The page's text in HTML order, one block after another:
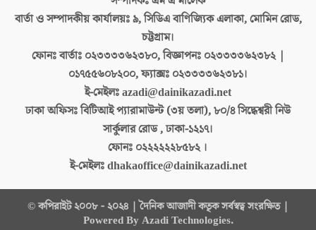
বার্তা ও সম্পাদকীয় কার্যালয়ঃ৯, সিডিএ বাণিজ্যিক এলাকা, মোমিন রোড,
চট্টগ্রাম।
ফোনঃ বার্তাঃ ০২৩৩৩৩৬২৩৮০, বিজ্ঞাপনঃ ০২৩৩৩৩৬২৩৮২ |
০১৭৫৫৬০৮২০০, ফ্যাক্সঃ ০২৩৩৩৩৬২৩৮১।
ই-মেইলঃazadi@dainikazadi.net
ঢাকা অফিসঃবিটিআই প্যারামাউন্ট (৩য় তলা), ৮০/৪ সিদ্ধেশ্বরী নিউ
সার্কুলার রোড , ঢাকা-১২১৭।
ফোনঃ ০২২২২২২৮৫৮২ ।
ই-মেইলঃdhakaoffice@dainikazadi.net
© কপিরাইট ২০০৮ - ২০২৪ | দৈনিক আজাদী কতৃক সর্বস্বত্ব সংরক্ষিত |
Powered By Azadi Technologies.